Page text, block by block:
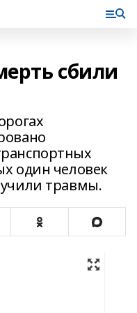
сбили
один человек
травмы.